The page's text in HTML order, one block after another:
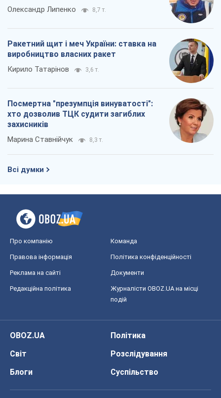
Олександр Липенко 8,7 т.
Ракетний щит і меч України: ставка на
виробництво власних ракет
Кирило Татарінов 3,6 т.
Посмертна "презумпція винуватості":
хто дозволив ТЦК судити загиблих
захисників
Марина Ставнійчук 8,3 т.
Всі думки
Про компанію Команда
Правова інформація Політика конфіденційності
Реклама на сайті Документи
Редакційна політика
Журналісти OBOZ.UA на місці
подій
OBOZ.UA
Політика
Світ
Розслідування
Блоги
Суспільство